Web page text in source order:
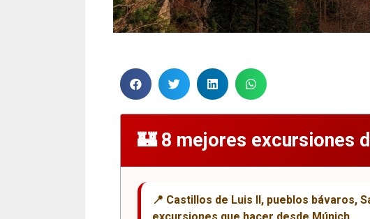
8 mejores excursiones